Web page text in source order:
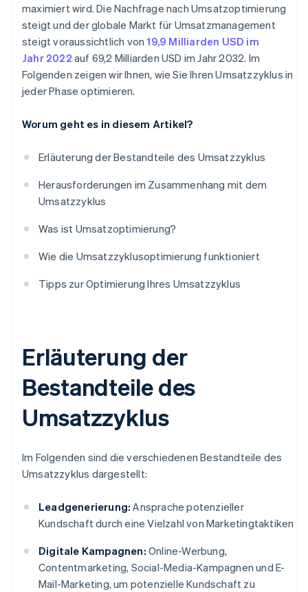
maximiert wird. Die Nachfrage nach Umsatzoptimierung
steigt und der globale Markt für Umsatzmanagement
steigt voraussichtlich von19,9 Milliarden USD im
Jahr 2022 auf 69,2 Milliarden USD im Jahr 2032. Im
Folgenden zeigen wir Ihnen, wie Sie Ihren Umsatzzyklus in
jeder Phase optimieren.
Worum geht es in diesem Artikel?
Erläuterung der Bestandteile des Umsatzzyklus
Herausforderungen im Zusammenhang mit dem
Umsatzzyklus
Was ist Umsatzoptimierung?
Wie die Umsatzzyklusoptimierung funktioniert
Tipps zur Optimierung Ihres Umsatzzyklus
Erläuterung der
Bestandteile des
Umsatzzyklus
Im Folgenden sind die verschiedenen Bestandteile des
Umsatzzyklus dargestellt:
Leadgenerierung: Ansprache potenzieller
Kundschaft durch eine Vielzahl von Marketingtaktiken
Digitale Kampagnen: Online-Werbung,
Contentmarketing, Social-Media-Kampagnen und E-
Mail-Marketing, um potenzielle Kundschaft zu